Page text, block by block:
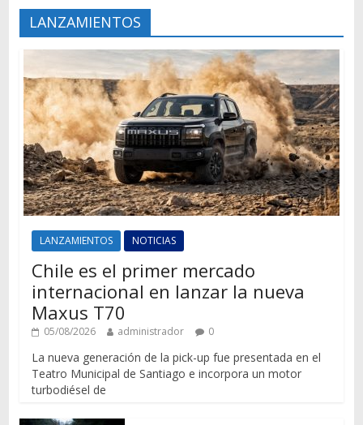
LANZAMIENTOS
LANZAMIENTOS NOTICIAS
Chile es el primer mercado
internacional en lanzar la nueva
Maxus T70
05/08/2026 administrador 0
La nueva generación de la pick-up fue presentada en el
Teatro Municipal de Santiago e incorpora un motor
turbodiésel de